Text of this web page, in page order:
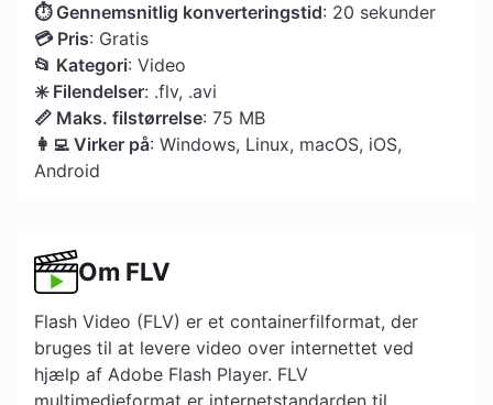
⏱ Gennemsnitlig konverteringstid: 20 sekunder
💳 Pris: Gratis
📂 Kategori: Video
✳️ Filendelser: .flv, .avi
📏 Maks. filstørrelse: 75 MB
👩‍💻 Virker på: Windows, Linux, macOS, iOS,
Android
Om FLV
Flash Video (FLV) er et containerfilformat, der
bruges til at levere video over internettet ved
hjælp af Adobe Flash Player. FLV
multimedieformat er internetstandarden til